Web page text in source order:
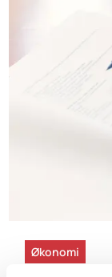
Økonomi